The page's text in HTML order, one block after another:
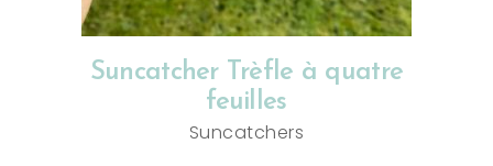
Suncatcher Trèfle à quatre
feuilles
Suncatchers